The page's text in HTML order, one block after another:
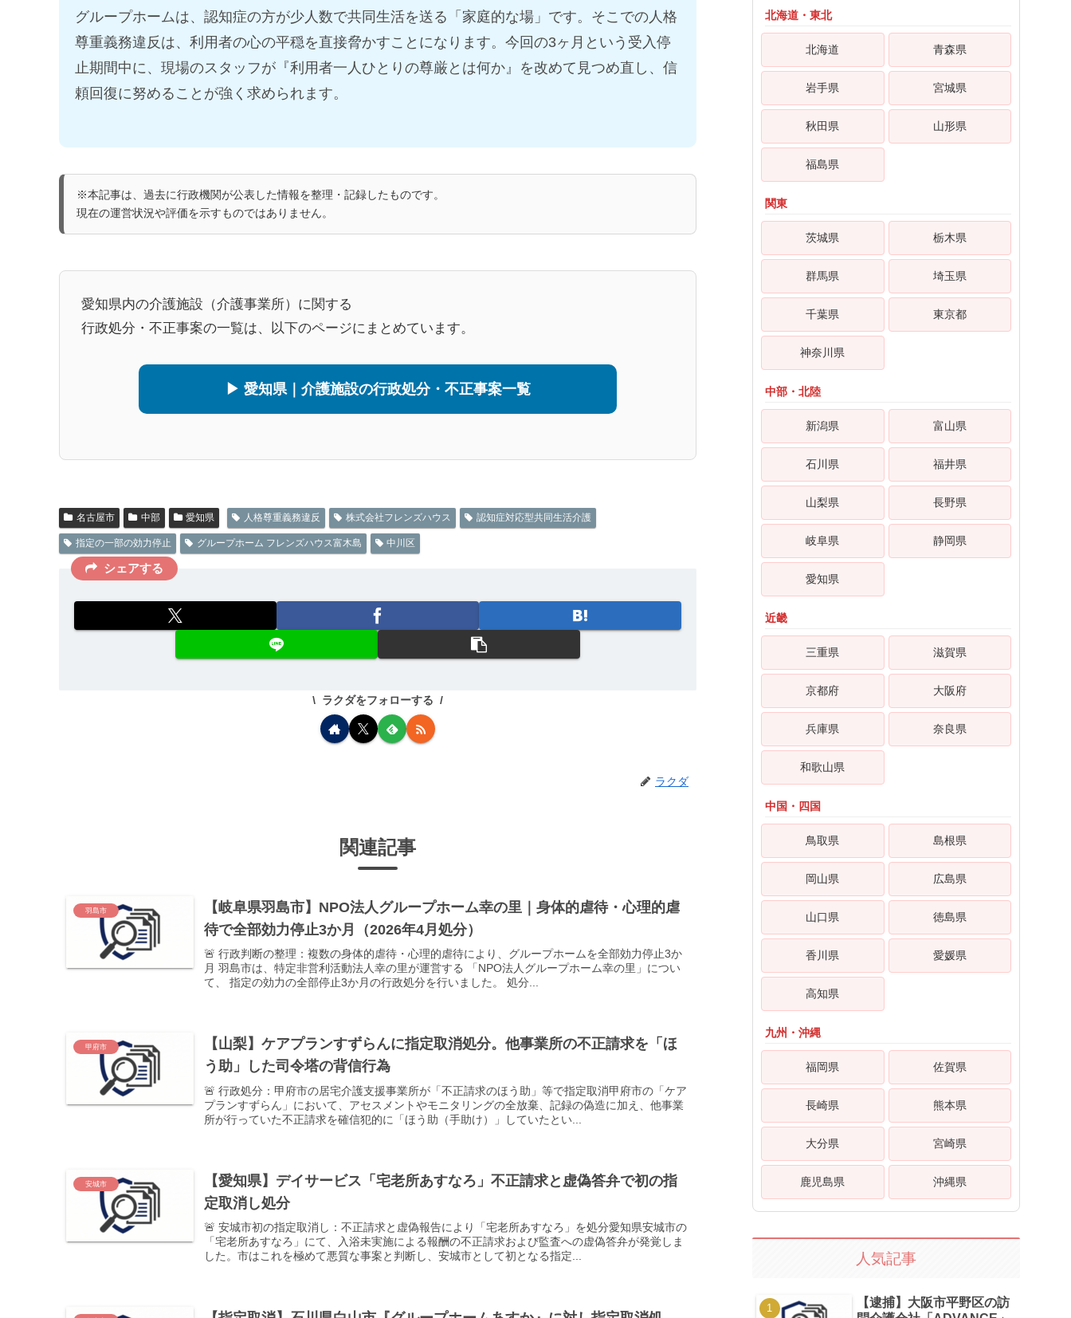
グループホームは、認知症の方が少人数で共同生活を送る「家庭的な場」です。そこでの人格
尊重義務違反は、利用者の心の平穏を直接脅かすことになります。今回の3ヶ月という受入停
止期間中に、現場のスタッフが『利用者一人ひとりの尊厳とは何か』を改めて見つめ直し、信
頼回復に努めることが強く求められます。
※本記事は、過去に行政機関が公表した情報を整理・記録したものです。
現在の運営状況や評価を示すものではありません。
愛知県内の介護施設（介護事業所）に関する
行政処分・不正事案の一覧は、以下のページにまとめています。
▶ 愛知県｜介護施設の行政処分・不正事案一覧
名古屋市 中部 愛知県 人格尊重義務違反 株式会社フレンズハウス 認知症対応型共同生活介護
指定の一部の効力停止 グループホーム フレンズハウス富木島 中川区
シェアする
ラクダをフォローする
ラクダ
関連記事
羽島市
【岐阜県羽島市】NPO法人グループホーム幸の里｜身体的虐待・心理的虐
待で全部効力停止3か月（2026年4月処分）
🚨 行政判断の整理：複数の身体的虐待・心理的虐待により、グループホームを全部効力停止3か
月 羽島市は、特定非営利活動法人幸の里が運営する 「NPO法人グループホーム幸の里」につい
て、 指定の効力の全部停止3か月の行政処分を行いました。 処分...
甲府市
【山梨】ケアプランすずらんに指定取消処分。他事業所の不正請求を「ほ
う助」した司令塔の背信行為
🚨 行政処分：甲府市の居宅介護支援事業所が「不正請求のほう助」等で指定取消甲府市の「ケア
プランすずらん」において、アセスメントやモニタリングの全放棄、記録の偽造に加え、他事業
所が行っていた不正請求を確信犯的に「ほう助（手助け）」していたとい...
安城市
【愛知県】デイサービス「宅老所あすなろ」不正請求と虚偽答弁で初の指
定取消し処分
🚨 安城市初の指定取消し：不正請求と虚偽報告により「宅老所あすなろ」を処分愛知県安城市の
「宅老所あすなろ」にて、入浴未実施による報酬の不正請求および監査への虚偽答弁が発覚しま
した。市はこれを極めて悪質な事案と判断し、安城市として初となる指定...
北海道・東北
北海道 青森県
岩手県 宮城県
秋田県 山形県
福島県
関東
茨城県 栃木県
群馬県 埼玉県
千葉県 東京都
神奈川県
中部・北陸
新潟県 富山県
石川県 福井県
山梨県 長野県
岐阜県 静岡県
愛知県
近畿
三重県 滋賀県
京都府 大阪府
兵庫県 奈良県
和歌山県
中国・四国
鳥取県 島根県
岡山県 広島県
山口県 徳島県
香川県 愛媛県
高知県
九州・沖縄
福岡県 佐賀県
長崎県 熊本県
大分県 宮崎県
鹿児島県 沖縄県
人気記事
【逮捕】大阪市平野区の訪